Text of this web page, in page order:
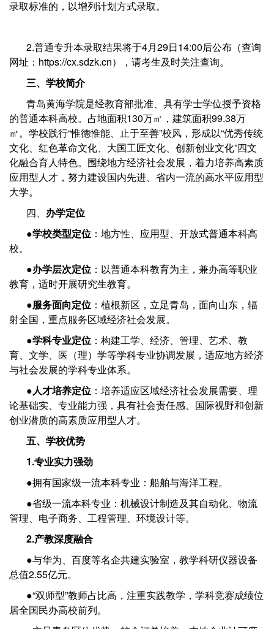
录取标准的，以增列计划方式录取。
2.普通专升本录取结果将于4月29日14:00后公布（查询
网址：https://cx.sdzk.cn），请考生及时关注查询。
三、学校简介
青岛黄海学院是经教育部批准、具有学士学位授予资格
的普通本科高校。占地面积130万㎡，建筑面积99.38万
㎡。学校践行“惟德惟能、止于至善”校风，形成以“优秀传统
文化、红色革命文化、大国工匠文化、创新创业文化”四文
化融合育人特色。围绕地方经济社会发展，着力培养高素质
应用型人才，努力建设国内先进、省内一流的高水平应用型
大学。
四、 办学定位
●学校类型定位 ：地方性、应用型、开放式普通本科高
校。
●办学层次定位 ：以普通本科教育为主，兼办高等职业
教育，适时开展研究生教育。
●服务面向定位 ：植根新区，立足青岛，面向山东，辐
射全国，重点服务区域经济社会发展。
●学科专业定位 ：构建工学、经济、管理、艺术、教
育、文学、医（理）学等学科专业协调发展，适应地方经济
与社会发展的学科专业体系。
●人才培养定位 ：培养适应区域经济社会发展需要、理
论基础实、专业能力强，具有社会责任感、国际视野和创新
创业潜质的高素质应用型人才。
五、 学校优势
1.专业实力强劲
●拥有国家级一流本科专业：船舶与海洋工程。
●省级一流本科专业：机械设计制造及其自动化、物流
管理、电子商务、工程管理、环境设计等。
2.产教深度融合
●与华为、百度等名企共建实验室，教学科研仪器设备
总值2.55亿元。
●“双师型”教师占比高，注重实践教学，学科竞赛成绩位
居全国民办高校前列。